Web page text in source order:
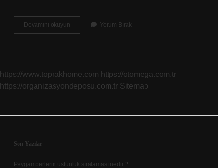
Devamını okuyun
Çeşitleri
Yorum Bırak
https://www.toprakhome.com https://otomega.com.tr
https://organizasyondeposu.com.tr Sitemap
Sidebar
Son Yazılar
Peygamberlerin üstünlük sıralaması nedir ?